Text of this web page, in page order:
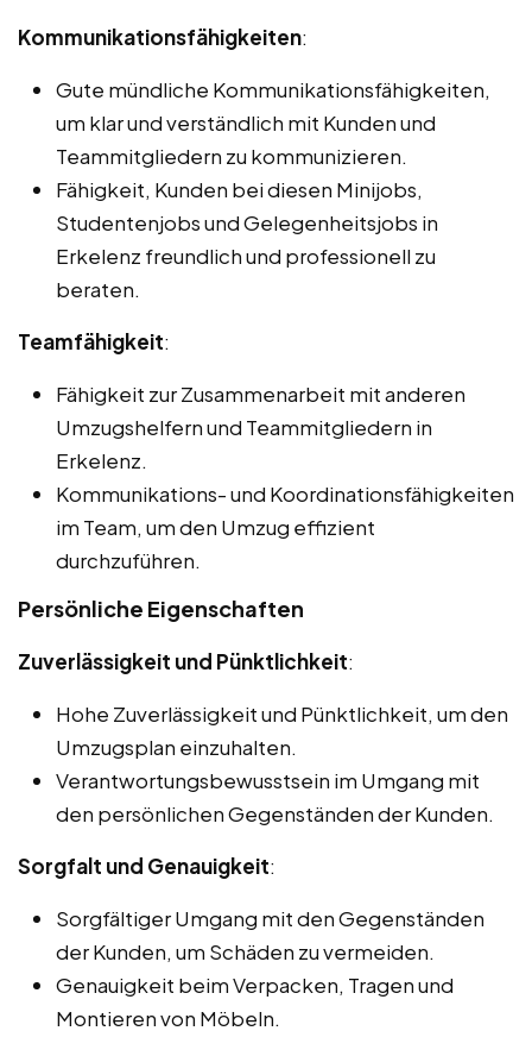
Kommunikationsfähigkeiten:
Gute mündliche Kommunikationsfähigkeiten,
um klar und verständlich mit Kunden und
Teammitgliedern zu kommunizieren.
Fähigkeit, Kunden bei diesen Minijobs,
Studentenjobs und Gelegenheitsjobs in
Erkelenz freundlich und professionell zu
beraten.
Teamfähigkeit:
Fähigkeit zur Zusammenarbeit mit anderen
Umzugshelfern und Teammitgliedern in
Erkelenz.
Kommunikations- und Koordinationsfähigkeiten
im Team, um den Umzug effizient
durchzuführen.
Persönliche Eigenschaften
Zuverlässigkeit und Pünktlichkeit:
Hohe Zuverlässigkeit und Pünktlichkeit, um den
Umzugsplan einzuhalten.
Verantwortungsbewusstsein im Umgang mit
den persönlichen Gegenständen der Kunden.
Sorgfalt und Genauigkeit:
Sorgfältiger Umgang mit den Gegenständen
der Kunden, um Schäden zu vermeiden.
Genauigkeit beim Verpacken, Tragen und
Montieren von Möbeln.